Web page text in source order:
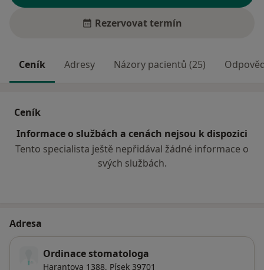
Rezervovat termín
Ceník Adresy Názory pacientů (25)
Ceník
Informace o službách a cenách nejsou k dispozici
Tento specialista ještě nepřidával žádné informace o
svých službách.
Adresa
Ordinace stomatologa
Harantova 1388, Písek 39701